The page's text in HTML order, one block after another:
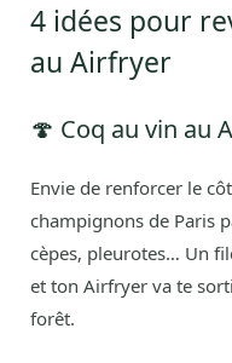
4 idées pour
au Airfryer
🍄 Coq au vin au
Envie de renforcer le
champignons de Paris
cèpes, pleurotes… Un
et ton Airfryer va te
forêt.